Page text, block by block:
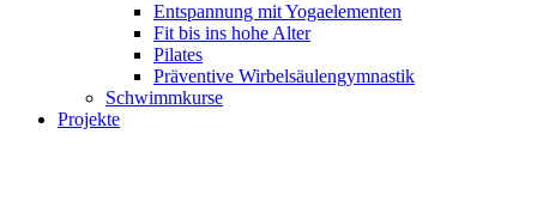
Entspannung mit Yogaelementen
Fit bis ins hohe Alter
Pilates
Präventive Wirbelsäulengymnastik
Schwimmkurse
Projekte